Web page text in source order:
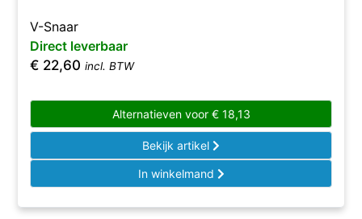
V-Snaar
Direct leverbaar
€ 22,60 incl. BTW
Alternatieven voor €18,13
Bekijk artikel
In winkelmand